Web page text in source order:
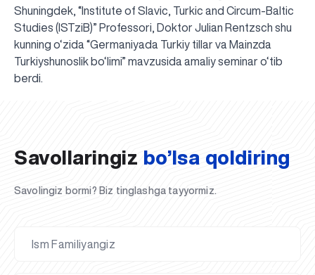
Shuningdek, “Institute of Slavic, Turkic and Circum-Baltic
Studies (ISTziB)” Professori, Doktor Julian Rentzsch shu
kunning o‘zida “Germaniyada Turkiy tillar va Mainzda
Turkiyshunoslik bo‘limi” mavzusida amaliy seminar o‘tib
berdi.
UBS professori "Yangi O‘zbekiston yosh olimlari"
qatoridan joy oldi!
Sevimli "UBS xabarnomasi" gazetamizning yangi soni
nashrdan chiqdi!
UBS faoliyati tahlili va istiqboldagi rejalar
UBS oʻqituvchilari Qirgʻizistonda malaka oshirdi
G‘alaba sari olg‘a, O‘zbekiston!
TAYINLOV
UBS OAVda
UBS va bitiruvchi talabalar viloyat hokimligi tomonidan
taqdirlandi
Til oʻrganishda Ovropacha aytganda "level up" qilishni
xohlaysizmi?
Inson kapitaliga yo‘naltirilgan investitsiya — Yangi
O‘zbekiston taraqqiyotining eng muhim tayanchi
Savollaringiz bo’lsa qoldiring
Savolingiz bormi? Biz tinglashga tayyormiz.